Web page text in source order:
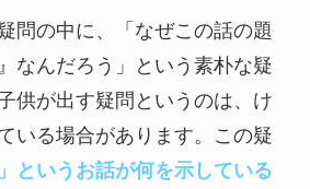
問の中に、「なぜこの話の題
なんだろう」という素朴な疑
供が出す疑問というのは、け
いる場合があります。この疑
というお話が何を示している